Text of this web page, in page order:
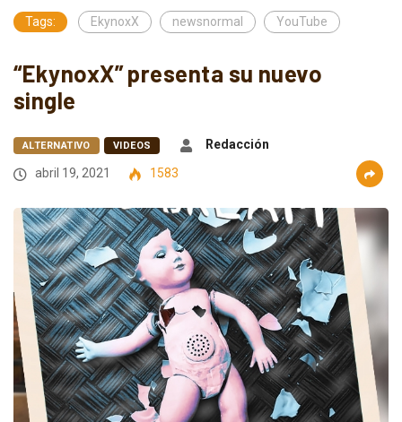
Tags: EkynoxX newsnormal YouTube
“EkynoxX” presenta su nuevo
single
ALTERNATIVO VIDEOS
Redacción
abril 19, 2021
1583